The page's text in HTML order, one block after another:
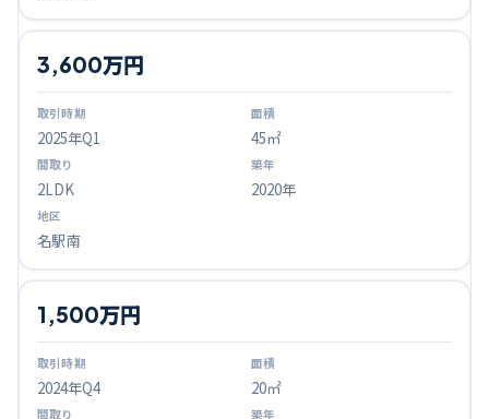
2025年Q1
3,600万円
45㎡
2LDK 2020年
名駅南
2024年Q4
1,500万円
20㎡